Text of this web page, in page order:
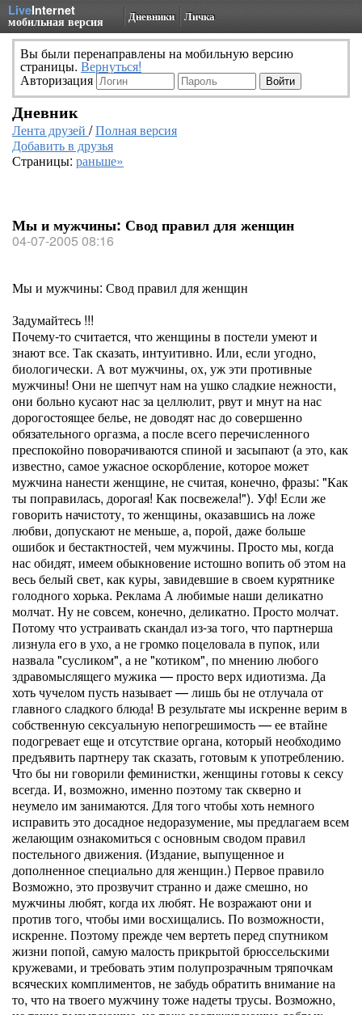
LiveInternet
мобильная версия Дневники Личка
Вы были перенаправлены на мобильную версию
страницы. Вернуться!
Авторизация
Дневник
Лента друзей /Полная версия
Добавить в друзья
Страницы: раньше»
Мы и мужчины: Свод правил для женщин
04-07-2005 08:16
Мы и мужчины: Свод правил для женщин
Задумайтесь !!!
Почему-то считается, что женщины в постели умеют и
знают все. Так сказать, интуитивно. Или, если угодно,
биологически. А вот мужчины, ох, уж эти противные
мужчины! Они не шепчут нам на ушко сладкие нежности,
они больно кусают нас за целлюлит, рвут и мнут на нас
дорогостоящее белье, не доводят нас до совершенно
обязательного оргазма, а после всего перечисленного
преспокойно поворачиваются спиной и засыпают (а это, как
известно, самое ужасное оскорбление, которое может
мужчина нанести женщине, не считая, конечно, фразы: "Как
ты поправилась, дорогая! Как посвежела!"). Уф! Если же
говорить начистоту, то женщины, оказавшись на ложе
любви, допускают не меньше, а, порой, даже больше
ошибок и бестактностей, чем мужчины. Просто мы, когда
нас обидят, имеем обыкновение истошно вопить об этом на
весь белый свет, как куры, завидевшие в своем курятнике
голодного хорька. Реклама А любимые наши деликатно
молчат. Ну не совсем, конечно, деликатно. Просто молчат.
Потому что устраивать скандал из-за того, что партнерша
лизнула его в ухо, а не громко поцеловала в пупок, или
назвала "сусликом", а не "котиком", по мнению любого
здравомыслящего мужика — просто верх идиотизма. Да
хоть чучелом пусть называет — лишь бы не отлучала от
главного сладкого блюда! В результате мы искренне верим в
собственную сексуальную непогрешимость — ее втайне
подогревает еще и отсутствие органа, который необходимо
предъявить партнеру так сказать, готовым к употреблению.
Что бы ни говорили феминистки, женщины готовы к сексу
всегда. И, возможно, именно поэтому так скверно и
неумело им занимаются. Для того чтобы хоть немного
исправить это досадное недоразумение, мы предлагаем всем
желающим ознакомиться с основным сводом правил
постельного движения. (Издание, выпущенное и
дополненное специально для женщин.) Первое правило
Возможно, это прозвучит странно и даже смешно, но
мужчины любят, когда их любят. Не возражают они и
против того, чтобы ими восхищались. По возможности,
искренне. Поэтому прежде чем вертеть перед спутником
жизни попой, самую малость прикрытой брюссельскими
кружевами, и требовать этим полупрозрачным тряпочкам
всяческих комплиментов, не забудь обратить внимание на
то, что на твоего мужчину тоже надеты трусы. Возможно,